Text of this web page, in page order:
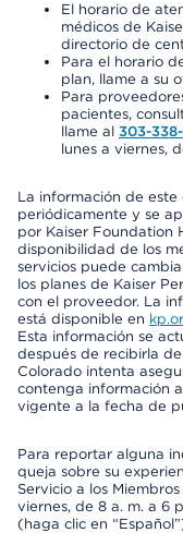
El horario de
médicos de
directorio de
Para el horario
plan, llame a su
Para
pacientes,
llame al 303-
lunes a viernes,
La información de
periódicamente y se
por Kaiser Foundation
disponibilidad de los
servicios puede
los planes de Kaiser
con el proveedor. La
está disponible en
Esta información se
después de recibirla
Colorado intenta
contenga información
vigente a la fecha de
Para reportar alguna
queja sobre su
Servicio a los Miembros
viernes, de 8 a. m. a 6
(haga clic en